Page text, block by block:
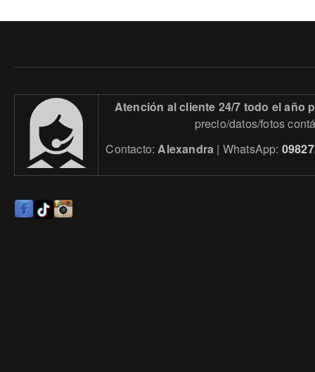
Atención al cliente 24/7 todo el año
precio/datos/fotos
Contacto:Alexandra | WhatsApp: